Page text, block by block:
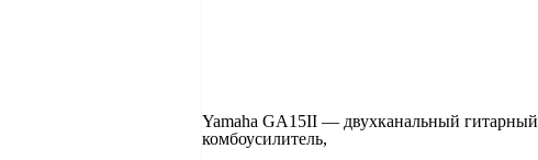
Yamaha GA15II — двухканальный гитарный
комбоусилитель,